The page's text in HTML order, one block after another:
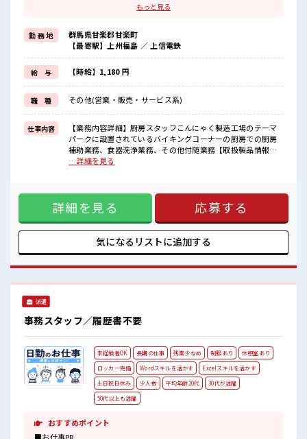
≪女性も活躍できる職場≫
もちろん男性の応募も歓迎です！
≪ヘアカラーOKで自由な雰囲気の職場≫
明るすぎたり奇抜でなければ基本的に自由！
(規定有)制服があると毎日の服選びに悩まずOK♪
≪未経験でも活躍できる≫
新しいことにチャレンジするのは不安だけど、
しっかり働く環境が整っています！
イチからスキルUP・ステップUP目指していきましょう！
■職場の雰囲気
女性も活躍しやすい雰囲気の職場です！
髪型・髪色自由♪
活気あふれる20代活躍中の職場です☆
もっと見る
勤 務 地
群馬県甘楽郡甘楽町
【最寄駅】上州福島 ／ 上信電鉄
給 与 【時給】1,180 円
職 種 その他(営業・販売・サービス系)
仕事内容
【業務内容詳細】厨房スタッフこんにゃく製造工場のテーマ
パークに設置されているバイキングコーナーの厨房での厨房
補助業務、食器洗浄業務、その他付随業務【取扱製品情報】
こんにゃく ■お仕事PR ≪ほぼ定時で帰れる≫ 時間をしっかり
ろん男性の応募も歓迎です！ ≪ヘアカラーOKで自由な雰囲気
の職場≫ 明るすぎたり奇抜でなければ基本的に自由！ (規定
有)制服があると毎日の服選びに悩まずOK♪ ≪未経験でも活
躍できる≫ 新しいことにチャレンジするのは不安だけど、 し
っかり働く環境が整っています！ イチからスキルUP・ステッ
プUP目指していきましょう！ ■職場の雰囲気 女性も活躍しや
OKだから、 モチベーションもUP！ 活気あふれる20代活躍中
の職場です☆
…詳細を見る
詳細を見る 応募する
気になるリストに追加する
派遣
事務スタッフ／履歴書不要
未経験者OK 長期の仕事 残業少なめ 制服あり
休憩室あり
ロッカー完備
Wordスキルを活かす
Excelスキルを活かす
土日祝日休み
少人数 平均年齢20代
30代が活躍
50代以上も活躍
おすすめポイント